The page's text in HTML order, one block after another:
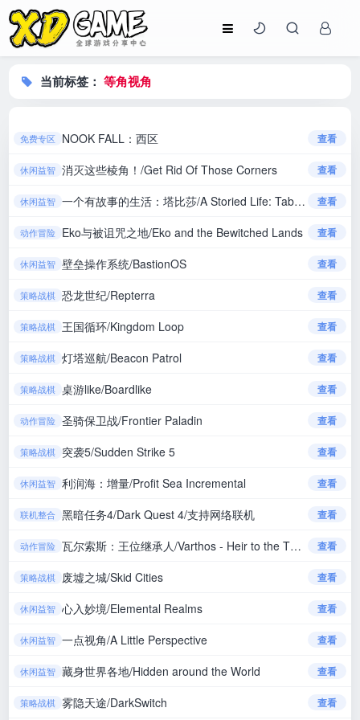
当前标签： 等角视角
免费专区 NOOK FALL：西区 查看
休闲益智 消灭这些棱角！/Get Rid Of Those Corners 查看
休闲益智 一个有故事的生活：塔比莎/A Storied Life: Tabitha 查看
动作冒险 Eko与被诅咒之地/Eko and the Bewitched Lands 查看
休闲益智 壁垒操作系统/BastionOS 查看
策略战棋 恐龙世纪/Repterra 查看
策略战棋 王国循环/Kingdom Loop 查看
策略战棋 灯塔巡航/Beacon Patrol 查看
策略战棋 桌游like/Boardlike 查看
动作冒险 圣骑保卫战/Frontier Paladin 查看
策略战棋 突袭5/Sudden Strike 5 查看
休闲益智 利润海：增量/Profit Sea Incremental 查看
联机整合 黑暗任务4/Dark Quest 4/支持网络联机 查看
动作冒险 瓦尔索斯：王位继承人/Varthos - Heir to the Throne 查看
策略战棋 废墟之城/Skid Cities 查看
休闲益智 心入妙境/Elemental Realms 查看
休闲益智 一点视角/A Little Perspective 查看
休闲益智 藏身世界各地/Hidden around the World 查看
策略战棋 雾隐天途/DarkSwitch 查看